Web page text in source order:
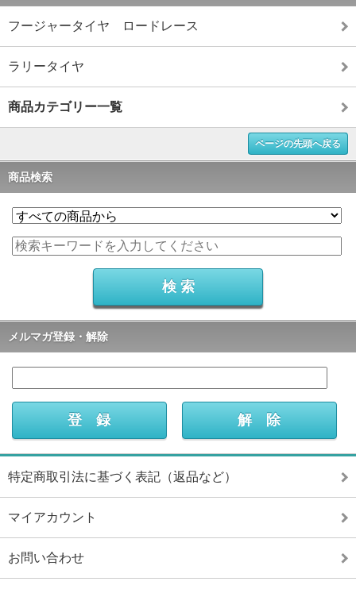
フージャータイヤ ロードレース
ラリータイヤ
商品カテゴリー一覧
ページの先頭へ戻る
商品検索
メルマガ登録・解除
特定商取引法に基づく表記（返品など）
マイアカウント
お問い合わせ